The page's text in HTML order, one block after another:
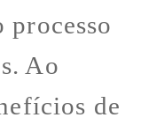
processo
Ao
de